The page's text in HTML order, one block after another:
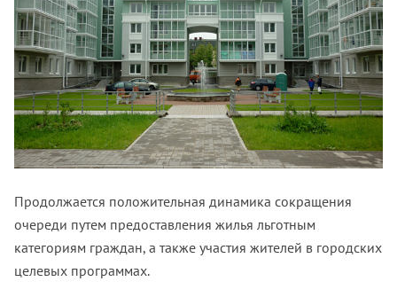
Продолжается положительная динамика сокращения
очереди путем предоставления жилья льготным
категориям граждан, а также участия жителей в городских
целевых программах.